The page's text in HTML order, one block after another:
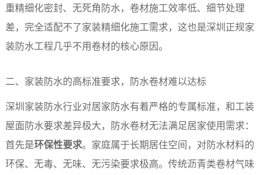
重精细化密封、无死角防水，卷材施工效率低、细节处理
差，完全适配不了家装精细化施工需求，这也是深圳正规家
装防水工程几乎不用卷材的核心原因。
二、家装防水的高标准要求，防水卷材难以达标
深圳家装防水行业对居家防水有着严格的专属标准，和工装
屋面防水要求差异极大，防水卷材无法满足居家使用需求：
首先是环保性要求。家庭属于长期居住空间，对防水材料的
环保、无毒、无味、无污染要求极高。传统沥青类卷材气味